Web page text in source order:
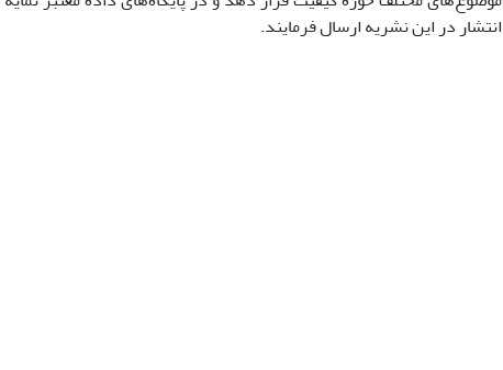
انتشار در این نشریه ارسال فرمایند.
دکتر